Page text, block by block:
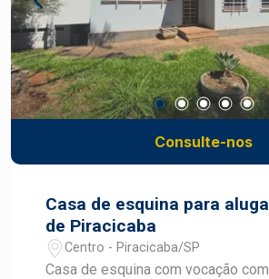
Consulte-nos
Casa de esquina para
de Piracicaba
Centro - Piracicaba/SP
Casa de esquina com vocação